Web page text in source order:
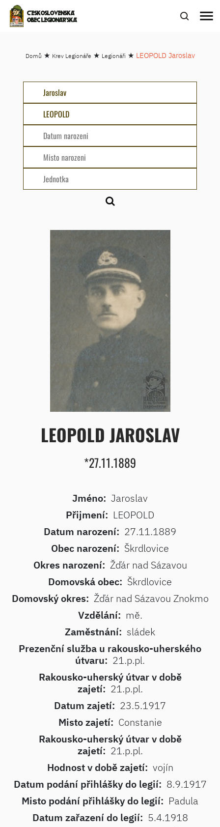
ČESKOSLOVENSKÁ
OBEC LEGIONÁŘSKÁ
menu
Domů ★ Krev Legionáře ★ Legionáři ★ LEOPOLD Jaroslav
LEOPOLD JAROSLAV
*27.11.1889
Jméno: Jaroslav
Přijmení: LEOPOLD
Datum narození: 27.11.1889
Obec narození: Škrdlovice
Okres narození: Žďár nad Sázavou
Domovská obec: Škrdlovice
Domovský okres: Žďár nad Sázavou Znokmo
Vzdělání: mě.
Zaměstnání: sládek
Prezenční služba u rakousko-uherského
útvaru: 21.p.pl.
Rakousko-uherský útvar v době
zajetí: 21.p.pl.
Datum zajetí: 23.5.1917
Misto zajetí: Constanie
Rakousko-uherský útvar v době
zajetí: 21.p.pl.
Hodnost v době zajetí: vojín
Datum podání přihlášky do legií: 8.9.1917
Misto podání přihlášky do legií: Padula
Datum zařazení do legií: 5.4.1918